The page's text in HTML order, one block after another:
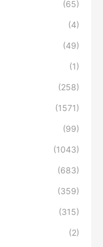
(65)
(4)
(49)
(1)
(258)
(1571)
(99)
(1043)
(683)
(359)
(315)
(2)